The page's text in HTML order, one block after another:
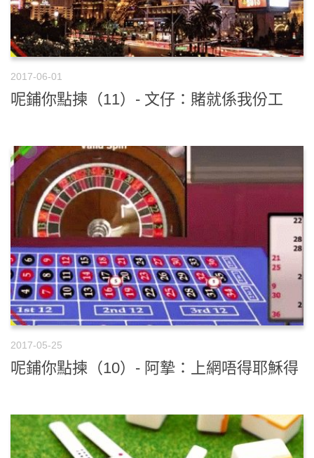
2017-06-01
呢鋪你點揀（11）- 文仔：賭就係我份工
2017-05-25
呢鋪你點揀（10）- 阿摯：上網唔得耶穌得